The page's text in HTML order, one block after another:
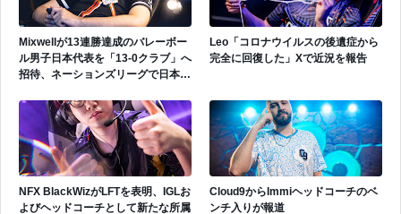
Mixwellが13連勝達成のバレーボー
ル男子日本代表を「13-0クラブ」へ
招待、ネーションズリーグで日本代
Leo「コロナウイルスの後遺症から
完全に回復した」Xで近況を報告
NFX BlackWizがLFTを表明、IGLお
よびヘッドコーチとして新たな所属
Cloud9からImmiヘッドコーチのベ
ンチ入りが報道